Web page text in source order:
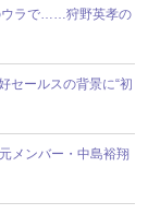
ウラで……狩野英孝の
セールスの背景に“初
メンバー・中島裕翔